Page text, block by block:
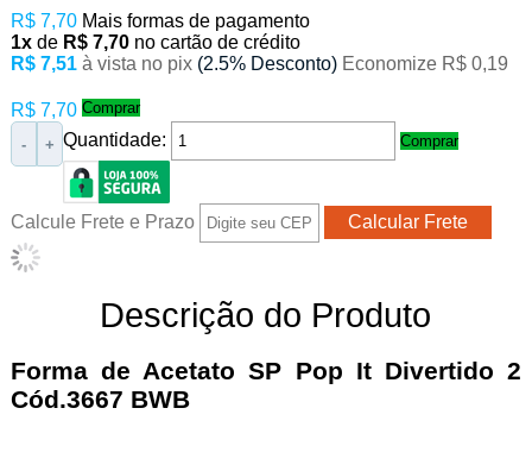
R$ 7,70 Mais formas de pagamento
1xde R$ 7,70 no cartão de crédito
R$ 7,51 à vista no pix (2.5% Desconto) Economize R$ 0,19
R$ 7,70 Comprar
Quantidade:
- + Comprar
Calcule Frete e Prazo
Descrição do Produto
Forma de Acetato SP Pop It Divertido 2
Cód.3667 BWB